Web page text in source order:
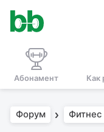
Абонамент Как
Форум